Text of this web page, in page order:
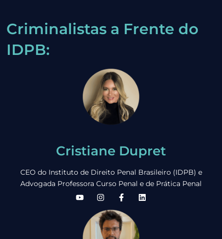
Criminalistas a Frente do
IDPB:
Cristiane Dupret
CEO do Instituto de Direito Penal Brasileiro (IDPB) e
Advogada Professora Curso Penal e de Prática Penal